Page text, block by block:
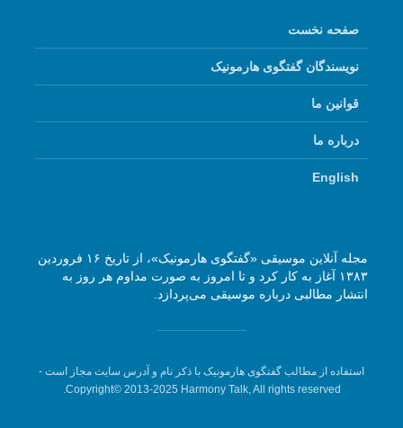
صفحه نخست
نویسندگان گفتگوی هارمونیک
قوانین ما
درباره ما
English
مجله آنلاین موسیقی «گفتگوی هارمونیک»، از تاریخ ۱۶ فروردین
۱۳۸۳ آغاز به کار کرد و تا امروز به صورت مداوم هر روز به
انتشار مطالبی درباره موسیقی می‌پردازد.
استفاده از مطالب گفتگوی هارمونیک با ذکر نام و آدرس سایت مجاز است -
Copyright© 2013-2025 Harmony Talk, All rights reserved.